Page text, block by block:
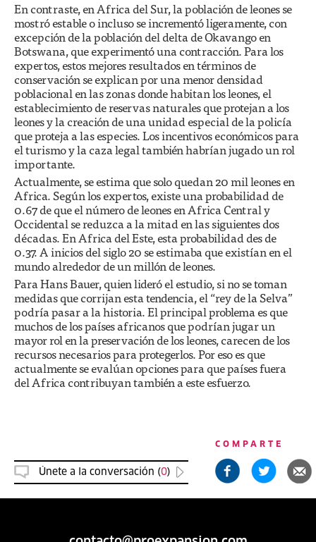
En contraste, en Africa del Sur, la población de leones se
mostró estable o incluso se incrementó ligeramente, con
excepción de la población del delta de Okavango en
Botswana, que experimentó una contracción. Para los
expertos, estos mejores resultados en términos de
conservación se explican por una menor densidad
poblacional en las zonas donde habitan los leones, el
establecimiento de reservas naturales que protejan a los
leones y la creación de una unidad especial de la policía
que proteja a las especies. Los incentivos económicos para
el turismo y la caza legal también habrían jugado un rol
importante.
Actualmente, se estima que solo quedan 20 mil leones en
Africa. Según los expertos, existe una probabilidad de
0.67 de que el número de leones en Africa Central y
Occidental se reduzca a la mitad en las siguientes dos
décadas. En Africa del Este, esta probabilidad des de
0.37. A inicios del siglo 20 se estimaba que existían en el
mundo alrededor de un millón de leones.
Para Hans Bauer, quien lideró el estudio, si no se toman
medidas que corrijan esta tendencia, el “rey de la Selva”
podría pasar a la historia. El principal problema es que
muchos de los países africanos que podrían jugar un
mayor rol en la preservación de los leones, carecen de los
recursos necesarios para protegerlos. Por eso es que
actualmente se evalúan opciones para que países fuera
del Africa contribuyan también a este esfuerzo.
Únete a la conversación (0)
COMPARTE